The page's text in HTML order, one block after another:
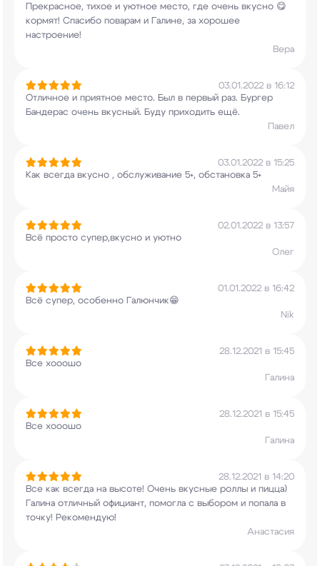
Прекрасное, тихое и уютное место, где очень вкусно 😋
кормят! Спасибо поварам и Галине, за хорошее
настроение!
Вера
03.01.2022 в 16:12
Отличное и приятное место. Был в первый раз. Бургер
Бандерас очень вкусный. Буду приходить ещё.
Павел
03.01.2022 в 15:25
Как всегда вкусно , обслуживание 5+, обстановка 5+
Майя
02.01.2022 в 13:57
Всё просто супер,вкусно и уютно
Олег
01.01.2022 в 16:42
Всё супер, особенно Галюнчик😁
Nik
28.12.2021 в 15:45
Все хооошо
Галина
28.12.2021 в 15:45
Все хооошо
Галина
28.12.2021 в 14:20
Все как всегда на высоте! Очень вкусные роллы и пицца)
Галина отличный официант, помогла с выбором и попала в
точку! Рекомендую!
Анастасия